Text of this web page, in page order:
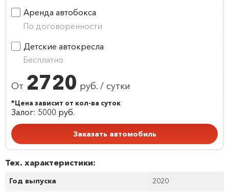
Аренда автобокса
По договоренности
Детские автокресла
Бесплатно
От 2720 руб. / сутки
*Цена зависит от кол-ва суток
Залог: 5000 руб.
Заказать автомобиль
Тех. характеристики:
Год выпуска 2020